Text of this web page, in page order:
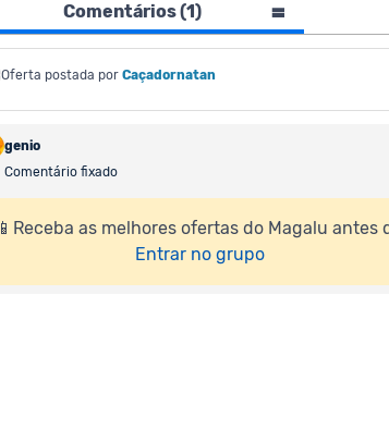
Comentários (1)
Oferta postada por Caçadornatan
genio
Comentário fixado
📱Receba as melhores ofertas do Magalu antes
Entrar no grupo